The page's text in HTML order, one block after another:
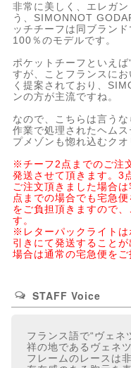
非常に美しく、エレガ
う、SIMONNOT
ッチチーフは同ブラン
100％のモデルです。
ポケットチーフといえ
すが、ことフランスに
く提案されており、
ンの方が主流ですね。
なので、こちらは言う
作業で処理されたヘム
プメゾンも惚れ込むクオ
※チーフ2点までのご注
発送させて頂きます。3
ご注文頂きました場合
点までの場合でも宅急
をご負担頂きますので
す。
※レターパックライトは
引きにて発送すること
場合は通常の宅急便をご
STAFF Voice
フランス語で“ヴェネ
祥の地であるヴェネ
フレームのレースは